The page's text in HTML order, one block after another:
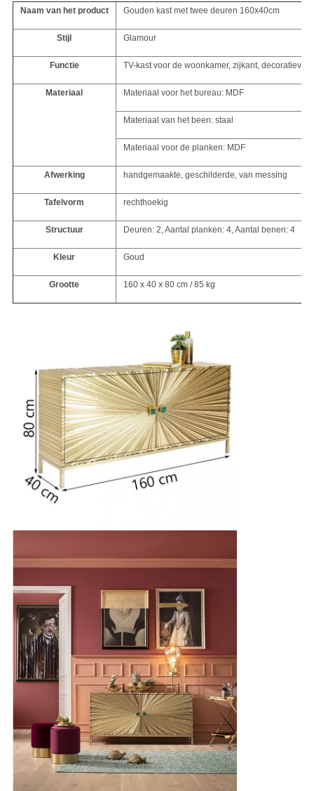
Naam van het product Gouden kast met twee deuren 160x40cm
Stijl Glamour
Functie TV-kast voor de woonkamer, zijkant, decoratieve
Materiaal Materiaal voor het bureau: MDF
Materiaal van het been: staal
Materiaal voor de planken: MDF
Afwerking handgemaakte, geschilderde, van messing
Tafelvorm rechthoekig
Structuur Deuren: 2, Aantal planken: 4, Aantal benen: 4
Kleur Goud
Grootte 160 x 40 x 80 cm / 85 kg